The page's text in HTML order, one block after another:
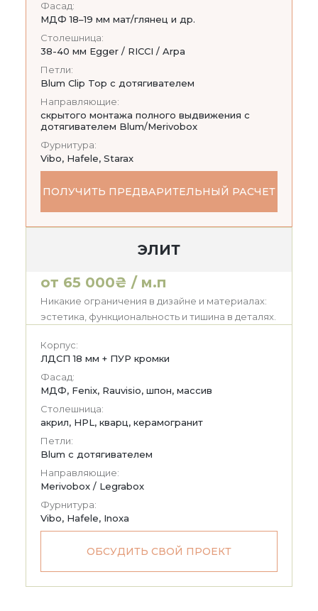
Фасад:
МДФ 18–19 мм мат/глянец и др.
Столешница:
38-40 мм Egger / RICCI / Arpa
Петли:
Blum Clip Top с дотягивателем
Направляющие:
скрытого монтажа полного выдвижения с
дотягивателем Blum/Merivobox
Фурнитура:
Vibo, Hafele, Starax
ПОЛУЧИТЬ ПРЕДВАРИТЕЛЬНЫЙ РАСЧЕТ
ЭЛИТ
от 65 000₴ / м.п
Никакие ограничения в дизайне и материалах:
эстетика, функциональность и тишина в деталях.
Корпус:
ЛДСП 18 мм + ПУР кромки
Фасад:
МДФ, Fenix, Rauvisio, шпон, массив
Столешница:
акрил, HPL, кварц, керамогранит
Петли:
Blum с дотягивателем
Направляющие:
Merivobox / Legrabox
Фурнитура:
Vibo, Hafele, Inoxa
ОБСУДИТЬ СВОЙ ПРОЕКТ